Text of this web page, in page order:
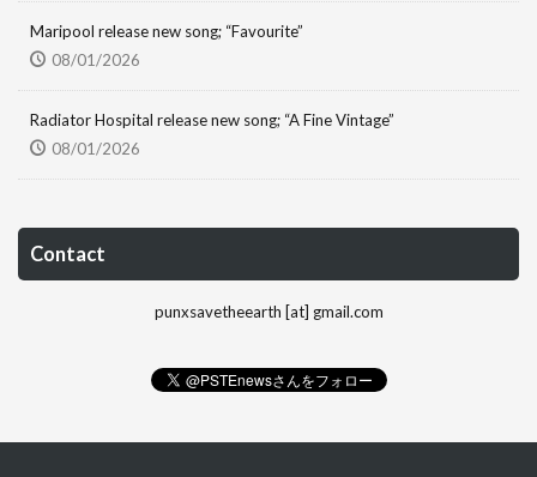
Maripool release new song; “Favourite”
08/01/2026
Radiator Hospital release new song; “A Fine Vintage”
08/01/2026
Contact
punxsavetheearth [at] gmail.com